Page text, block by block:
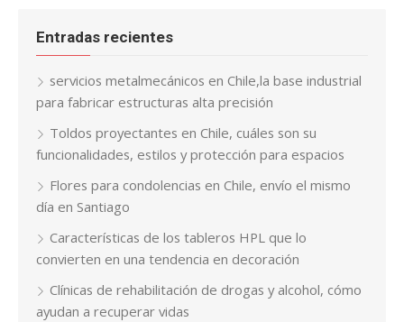
Entradas recientes
servicios metalmecánicos en Chile,la base industrial
para fabricar estructuras alta precisión
Toldos proyectantes en Chile, cuáles son su
funcionalidades, estilos y protección para espacios
Flores para condolencias en Chile, envío el mismo
día en Santiago
Características de los tableros HPL que lo
convierten en una tendencia en decoración
Clínicas de rehabilitación de drogas y alcohol, cómo
ayudan a recuperar vidas